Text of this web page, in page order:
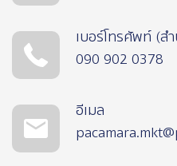
เบอร์โทรศัพท์ (ส
090 902 0378
อีเมล